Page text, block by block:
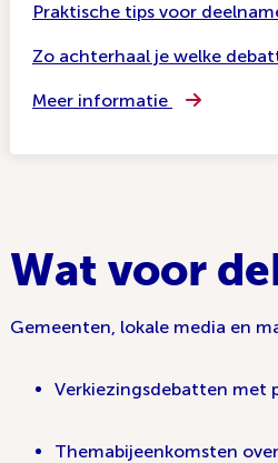
Praktische tips voor
Zo achterhaal je welke
Meer informatie
Wat voor
Gemeenten, lokale media en
Verkiezingsdebatten met
Themabijeenkomsten